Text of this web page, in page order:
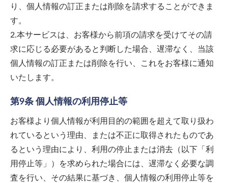
り、個人情報の訂正または削除を請求することができま
す。
2.本サービスは、お客様から前項の請求を受けてその請
求に応じる必要があると判断した場合、遅滞なく、当該
個人情報の訂正または削除を行い、これをお客様に通知
いたします。
第9条 個人情報の利用停止等
お客様より個人情報が利用目的の範囲を超えて取り扱わ
れているという理由、または不正に取得されたものであ
るという理由により、利用の停止または消去（以下「利
用停止等」）を求められた場合には、遅滞なく必要な調
査を行い、その結果に基づき、個人情報の利用停止等を